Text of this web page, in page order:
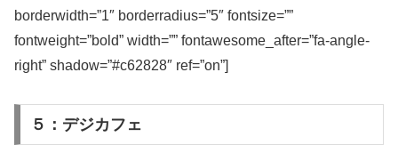
borderwidth=”1″ borderradius=”5″ fontsize=””
fontweight=”bold” width=”” fontawesome_after=”fa-angle-
right” shadow=”#c62828″ ref=”on”]
５：デジカフェ